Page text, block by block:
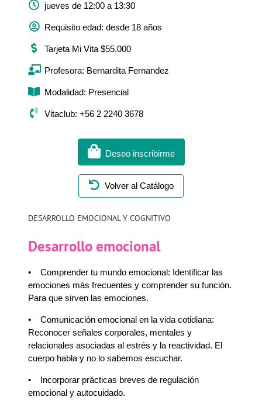
jueves de 12:00 a 13:30
Requisito edad: desde 18 años
Tarjeta Mi Vita $55.000
Profesora: Bernardita Fernandez
Modalidad: Presencial
Vitaclub: +56 2 2240 3678
Deseo inscribirme
Volver al Catálogo
DESARROLLO EMOCIONAL Y COGNITIVO
Desarrollo emocional
•
Comprender tu mundo emocional: Identificar las
emociones más frecuentes y comprender su función.
Para que sirven las emociones.
•
Comunicación emocional en la vida cotidiana:
Reconocer señales corporales, mentales y
relacionales asociadas al estrés y la reactividad. El
cuerpo habla y no lo sabemos escuchar.
•
Incorporar prácticas breves de regulación
emocional y autocuidado.